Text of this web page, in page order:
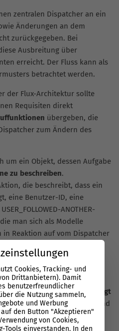
zentralen Dispatcher an ein
Änderungen an dem
zurückgegeben. Bei
Ausbreitung über
erreicht. Der Fluss kann als
betrachtet werden.
der Flux-Architektur sollte
Requisiten direkt
übergeben, die
zum Ändern des
um ein Objekt, dessen Aufgabe
zu beschreiben.
die beschreibt, dass ein
eine Benutzer-ID, eine
ANOTHER-
man sich als Modelle
Reaktion auf vom Dispatcher
von Facebook angekündigt
für native Android-, iOS- und
Cookies, Tracking- und
Drittanbietern). Damit
benutzerfreundlicher
die Nutzung sammeln,
und Werbung
den Button "Akzeptieren"
von Cookies,
Tools einverstanden. In den